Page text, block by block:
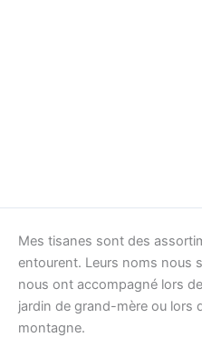
Mes tisanes sont des
entourent. Leurs noms nous
nous ont accompagné lors
jardin de grand-mère ou lors
montagne.